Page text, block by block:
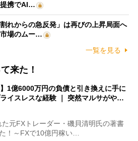
携でAI…
れからの急反発」は再びの上昇局面へ
場のムー…
一覧を見る
来た！
】1億6000万円の負債と引き換えに手に
イスレスな経験 ｜ 突然マルサがや…
元FXトレーダー・磯貝清明氏の著書
！～FXで10億円稼い…